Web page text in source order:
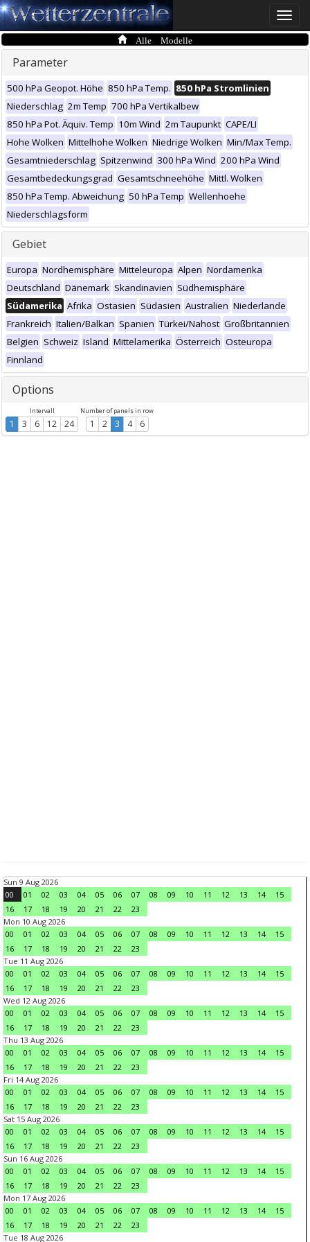
Toggle
Alle Modelle
Parameter
500 hPa Geopot. Höhe 850 hPa Temp. 850 hPa Stromlinien
Niederschlag 2m Temp 700 hPa Vertikalbew
850 hPa Pot. Äquiv. Temp 10m Wind 2m Taupunkt CAPE/LI
Hohe Wolken Mittelhohe Wolken Niedrige Wolken Min/Max Temp.
Gesamtniederschlag Spitzenwind 300 hPa Wind 200 hPa Wind
Gesamtbedeckungsgrad Gesamtschneehöhe Mittl. Wolken
850 hPa Temp. Abweichung 50 hPa Temp Wellenhoehe
Niederschlagsform
Gebiet
Europa Nordhemisphäre Mitteleuropa Alpen Nordamerika
Deutschland Dänemark Skandinavien Südhemisphäre
Südamerika Afrika Ostasien Südasien Australien Niederlande
Frankreich Italien/Balkan Spanien Türkei/Nahost Großbritannien
Belgien Schweiz Island Mittelamerika Österreich Osteuropa
Finnland
Options
Intervall
1 3 6 12 24
Number of panels in row
1 2 3 4 6
Sun 9 Aug 2026
00
01 02 03 04 05 06 07 08 09 10 11 12 13 14
15
16
17 18 19 20 21 22
23
Mon 10 Aug 2026
00
01 02 03 04 05 06 07 08 09 10 11 12 13 14
15
16
17 18 19 20 21 22
23
Tue 11 Aug 2026
00
01 02 03 04 05 06 07 08 09 10 11 12 13 14
15
16
17 18 19 20 21 22
23
Wed 12 Aug 2026
00
01 02 03 04 05 06 07 08 09 10 11 12 13 14
15
16
17 18 19 20 21 22
23
Thu 13 Aug 2026
00
01 02 03 04 05 06 07 08 09 10 11 12 13 14
15
16
17 18 19 20 21 22
23
Fri 14 Aug 2026
00
01 02 03 04 05 06 07 08 09 10 11 12 13 14
15
16
17 18 19 20 21 22
23
Sat 15 Aug 2026
00
01 02 03 04 05 06 07 08 09 10 11 12 13 14
15
16
17 18 19 20 21 22
23
Sun 16 Aug 2026
00
01 02 03 04 05 06 07 08 09 10 11 12 13 14
15
16
17 18 19 20 21 22
23
Mon 17 Aug 2026
00
01 02 03 04 05 06 07 08 09 10 11 12 13 14
15
16
17 18 19 20 21 22
23
Tue 18 Aug 2026